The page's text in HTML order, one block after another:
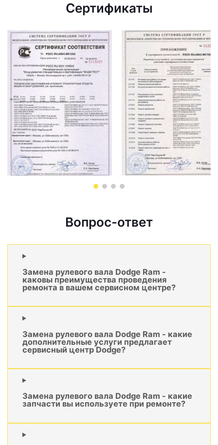
Сертификаты
Вопрос-ответ
Замена рулевого вала Dodge Ram -
каковы преимущества проведения
ремонта в вашем сервисном центре?
Замена рулевого вала Dodge Ram - какие
дополнительные услуги предлагает
сервисный центр Dodge?
Замена рулевого вала Dodge Ram - какие
запчасти вы используете при ремонте?